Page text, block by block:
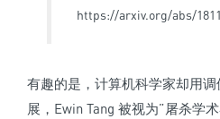
https://arxiv.org/abs/
有趣的是，计算机科学家却用
展，Ewin Tang 被视为”屠杀学